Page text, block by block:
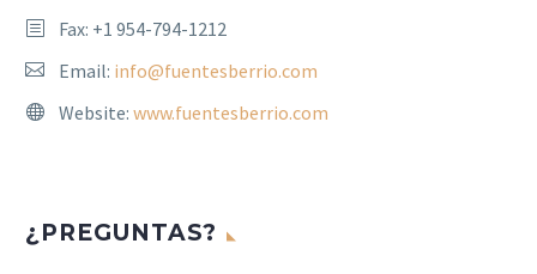
Fax: +1 954-794-1212
Email: info@fuentesberrio.com
Website: www.fuentesberrio.com
¿PREGUNTAS?